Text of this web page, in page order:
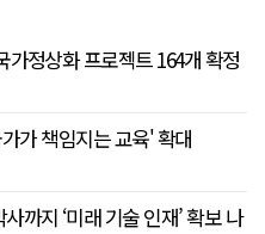
정상화 프로젝트 164개 확정
가 책임지는 교육' 확대
까지 ‘미래 기술 인재’ 확보 나